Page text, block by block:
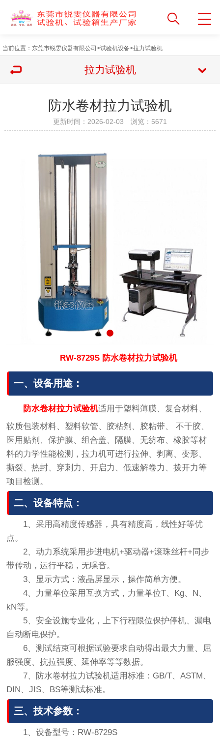
当前位置： 东莞市锐雯仪器有限公司 >试验机设备>拉力试验机
拉力试验机
防水卷材拉力试验机
更新时间：2026-02-03 浏览： 5671
RW-8729S 防水卷材拉力试验机
一、设备用途：
防水卷材拉力试验机适用于塑料薄膜、复合材料、
软质包装材料、塑料软管、胶粘剂、胶粘带、 不干胶、
医用贴剂、保护膜、组合盖、隔膜、无纺布、橡胶等材
料的力学性能检测，拉力机可进行拉伸、剥离、变形、
撕裂、热封、穿刺力、开启力、低速解卷力、拨开力等
项目检测。
二、设备特点：
1、采用高精度传感器，具有精度高，线性好等优
点。
2、动力系统采用步进电机+驱动器+滚珠丝杆+同步
带传动，运行平稳，无噪音。
3、显示方式：液晶屏显示，操作简单方便。
4、力量单位采用互换方式，力量单位T、Kg、N、
kN等。
5、安全设施专业化，上下行程限位保护停机、漏电
自动断电保护。
6、测试结束可根据试验要求自动得出最大力量、屈
服强度、抗拉强度、延伸率等等数据。
7、防水卷材拉力试验机适用标准：GB/T、ASTM、
DIN、JIS、BS等测试标准。
三、技术参数：
1、设备型号：RW-8729S